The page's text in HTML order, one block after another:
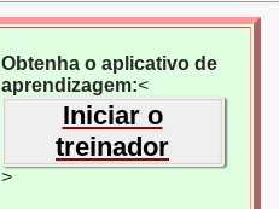
Obtenha o aplicativo de
aprendizagem:<
Iniciar o
treinador
>